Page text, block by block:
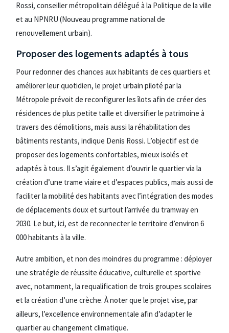
Rossi, conseiller métropolitain délégué à la Politique de la ville
et au NPNRU (Nouveau programme national de
renouvellement urbain).
Proposer des logements adaptés à tous
Pour redonner des chances aux habitants de ces quartiers et
améliorer leur quotidien, le projet urbain piloté par la
Métropole prévoit de reconfigurer les îlots afin de créer des
résidences de plus petite taille et diversifier le patrimoine à
travers des démolitions, mais aussi la réhabilitation des
bâtiments restants, indique Denis Rossi. L’objectif est de
proposer des logements confortables, mieux isolés et
adaptés à tous. Il s’agit également d’ouvrir le quartier via la
création d’une trame viaire et d’espaces publics, mais aussi de
faciliter la mobilité des habitants avec l’intégration des modes
de déplacements doux et surtout l’arrivée du tramway en
2030. Le but, ici, est de reconnecter le territoire d’environ 6
000 habitants à la ville.
Autre ambition, et non des moindres du programme : déployer
une stratégie de réussite éducative, culturelle et sportive
avec, notamment, la requalification de trois groupes scolaires
et la création d’une crèche. À noter que le projet vise, par
ailleurs, l’excellence environnementale afin d’adapter le
quartier au changement climatique.